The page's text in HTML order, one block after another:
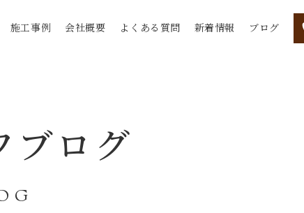
施工事例 会社概要 よくある質問 新着情報 ブログ
ブログ